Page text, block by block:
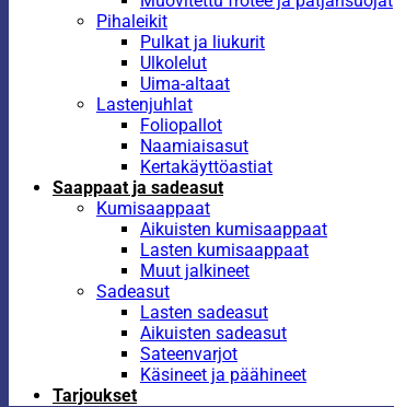
Pihaleikit
Pulkat ja liukurit
Ulkolelut
Uima-altaat
Lastenjuhlat
Foliopallot
Naamiaisasut
Kertakäyttöastiat
Saappaat ja sadeasut
Kumisaappaat
Aikuisten kumisaappaat
Lasten kumisaappaat
Muut jalkineet
Sadeasut
Lasten sadeasut
Aikuisten sadeasut
Sateenvarjot
Käsineet ja päähineet
Tarjoukset